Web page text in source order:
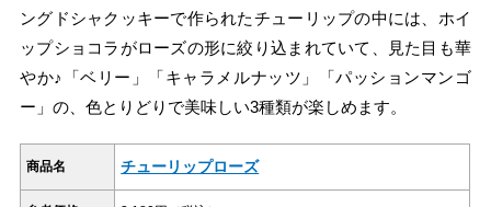
ングドシャクッキーで作られたチューリップの中には、ホイ
ップショコラがローズの形に絞り込まれていて、見た目も華
やか♪「ベリー」「キャラメルナッツ」「パッションマンゴ
ー」の、色とりどりで美味しい3種類が楽しめます。
商品名 チューリップローズ